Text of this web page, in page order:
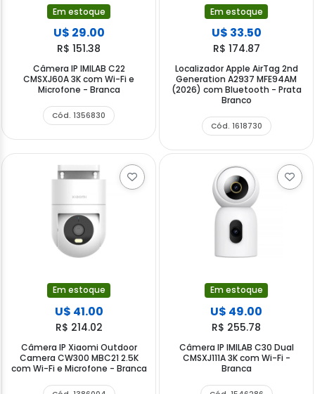
Em estoque
U$ 29.00
R$ 151.38
Câmera IP IMILAB C22
CMSXJ60A 3K com Wi-Fi e
Microfone - Branca
Cód. 1356830
Em estoque
U$ 33.50
R$ 174.87
Localizador Apple AirTag 2nd
Generation A2937 MFE94AM
(2026) com Bluetooth - Prata
Branco
Cód. 1618730
Em estoque
U$ 41.00
R$ 214.02
Câmera IP Xiaomi Outdoor
Camera CW300 MBC21 2.5K
com Wi-Fi e Microfone - Branca
Em estoque
U$ 49.00
R$ 255.78
Câmera IP IMILAB C30 Dual
CMSXJ111A 3K com Wi-Fi -
Branca